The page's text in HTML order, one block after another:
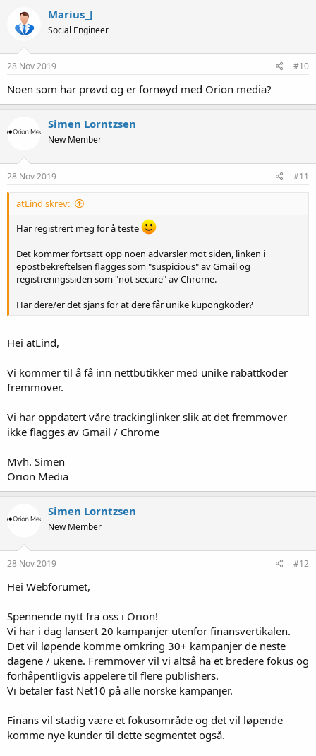
Marius_J
Social Engineer
28 Nov 2019 #10
Noen som har prøvd og er fornøyd med Orion media?
Simen Lorntzsen
New Member
28 Nov 2019 #11
atLind skrev:
Har registrert meg for å teste
Det kommer fortsatt opp noen advarsler mot siden, linken i
epostbekreftelsen flagges som "suspicious" av Gmail og
registreringssiden som "not secure" av Chrome.
Har dere/er det sjans for at dere får unike kupongkoder?
Hei atLind,
Vi kommer til å få inn nettbutikker med unike rabattkoder
fremmover.
Vi har oppdatert våre trackinglinker slik at det fremmover
ikke flagges av Gmail / Chrome
Mvh. Simen
Orion Media
Simen Lorntzsen
New Member
28 Nov 2019 #12
Hei Webforumet,
Spennende nytt fra oss i Orion!
Vi har i dag lansert 20 kampanjer utenfor finansvertikalen.
Det vil løpende komme omkring 30+ kampanjer de neste
dagene / ukene. Fremmover vil vi altså ha et bredere fokus og
forhåpentligvis appelere til flere publishers.
Vi betaler fast Net10 på alle norske kampanjer.
Finans vil stadig være et fokusområde og det vil løpende
komme nye kunder til dette segmentet også.